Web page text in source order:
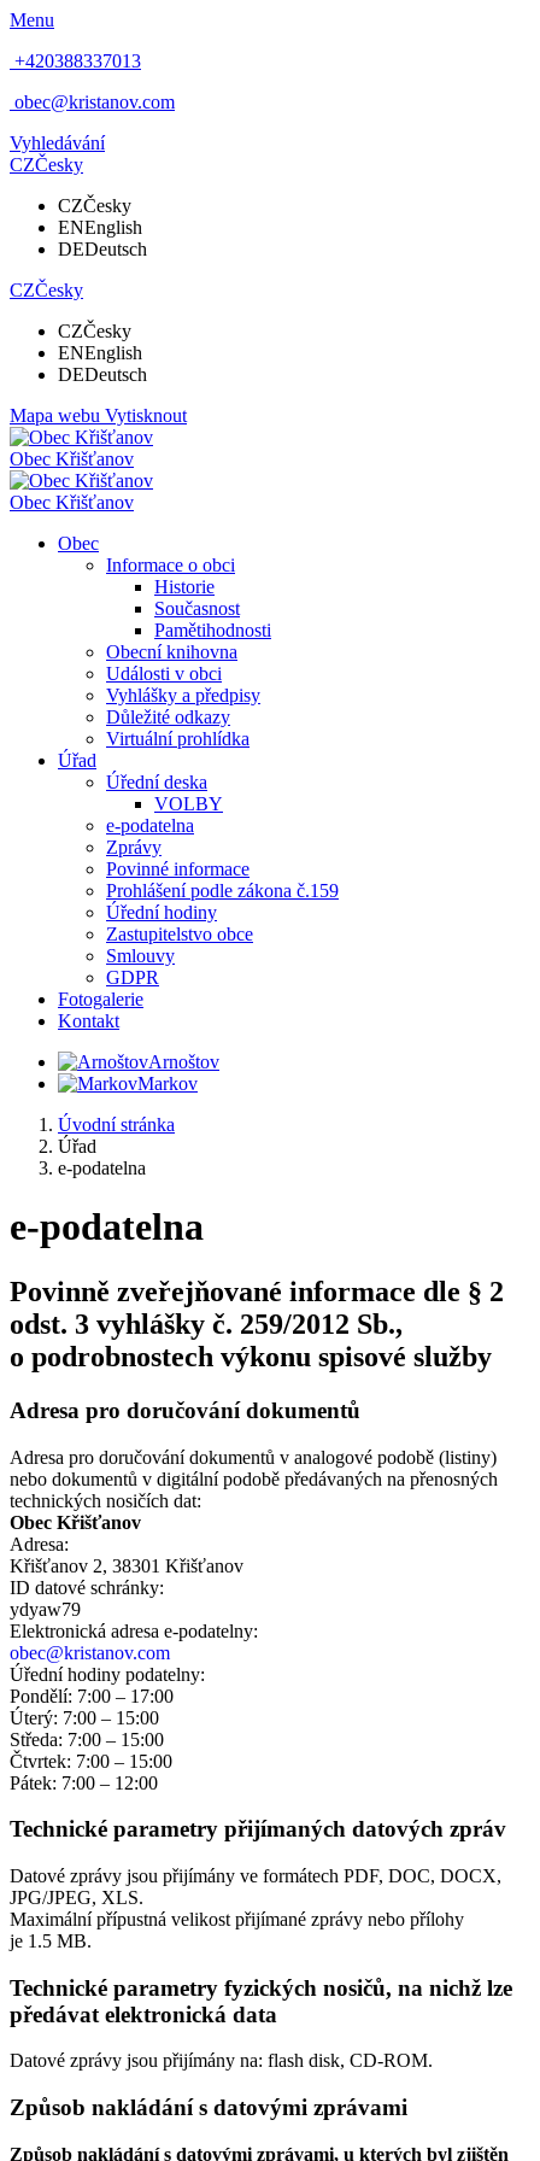
Menu
+420388337013
obec@kristanov.com
Vyhledávání
CZČesky
CZČesky
ENEnglish
DEDeutsch
CZČesky
CZČesky
ENEnglish
DEDeutsch
Mapa webu Vytisknout
Obec Křišťanov
Obec Křišťanov
Obec
Informace o obci
Historie
Současnost
Pamětihodnosti
Obecní knihovna
Události v obci
Vyhlášky a předpisy
Důležité odkazy
Virtuální prohlídka
Úřad
Úřední deska
VOLBY
e-podatelna
Zprávy
Povinné informace
Prohlášení podle zákona č.159
Úřední hodiny
Zastupitelstvo obce
Smlouvy
GDPR
Fotogalerie
Kontakt
Arnoštov
Markov
Úvodní stránka
Úřad
e-podatelna
e-podatelna
Povinně zveřejňované informace dle § 2
odst. 3 vyhlášky č. 259/2012 Sb.,
o podrobnostech výkonu spisové služby
Adresa pro doručování dokumentů
Adresa pro doručování dokumentů v analogové podobě (listiny)
nebo dokumentů v digitální podobě předávaných na přenosných
technických nosičích dat:
Obec Křišťanov
Adresa:
Křišťanov 2, 38301 Křišťanov
ID datové schránky:
ydyaw79
Elektronická adresa e‑podatelny:
obec@kristanov.com
Úřední hodiny podatelny:
Pondělí: 7:00 – 17:00
Úterý: 7:00 – 15:00
Středa: 7:00 – 15:00
Čtvrtek: 7:00 – 15:00
Pátek: 7:00 – 12:00
Technické parametry přijímaných datových zpráv
Datové zprávy jsou přijímány ve formátech PDF, DOC, DOCX,
JPG/JPEG, XLS.
Maximální přípustná velikost přijímané zprávy nebo přílohy
je 1.5 MB.
Technické parametry fyzických nosičů, na nichž lze
předávat elektronická data
Datové zprávy jsou přijímány na: flash disk, CD-ROM.
Způsob nakládání s datovými zprávami
Způsob nakládání s datovými zprávami, u kterých byl zjištěn